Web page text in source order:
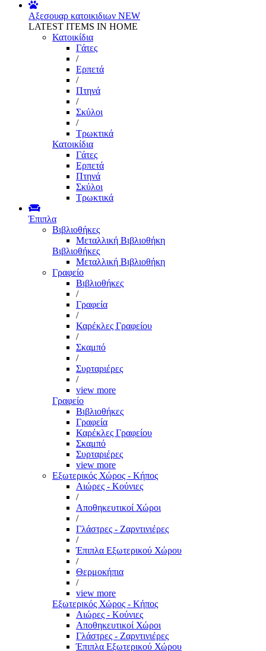
Αξεσουαρ κατοικιδιων NEW
LATEST ITEMS IN HOME
Κατοικίδια
Γάτες
/
Ερπετά
/
Πτηνά
/
Σκύλοι
/
Τρωκτικά
Κατοικίδια
Γάτες
Ερπετά
Πτηνά
Σκύλοι
Τρωκτικά
Έπιπλα
Βιβλιοθήκες
Μεταλλική Βιβλιοθήκη
Βιβλιοθήκες
Μεταλλική Βιβλιοθήκη
Γραφείο
Βιβλιοθήκες
/
Γραφεία
/
Καρέκλες Γραφείου
/
Σκαμπό
/
Συρταριέρες
/
view more
Γραφείο
Βιβλιοθήκες
Γραφεία
Καρέκλες Γραφείου
Σκαμπό
Συρταριέρες
view more
Εξωτερικός Χώρος - Κήπος
Αιώρες - Κούνιες
/
Αποθηκευτικοί Χώροι
/
Γλάστρες - Ζαρντινιέρες
/
Έπιπλα Εξωτερικού Χώρου
/
Θερμοκήπια
/
view more
Εξωτερικός Χώρος - Κήπος
Αιώρες - Κούνιες
Αποθηκευτικοί Χώροι
Γλάστρες - Ζαρντινιέρες
Έπιπλα Εξωτερικού Χώρου